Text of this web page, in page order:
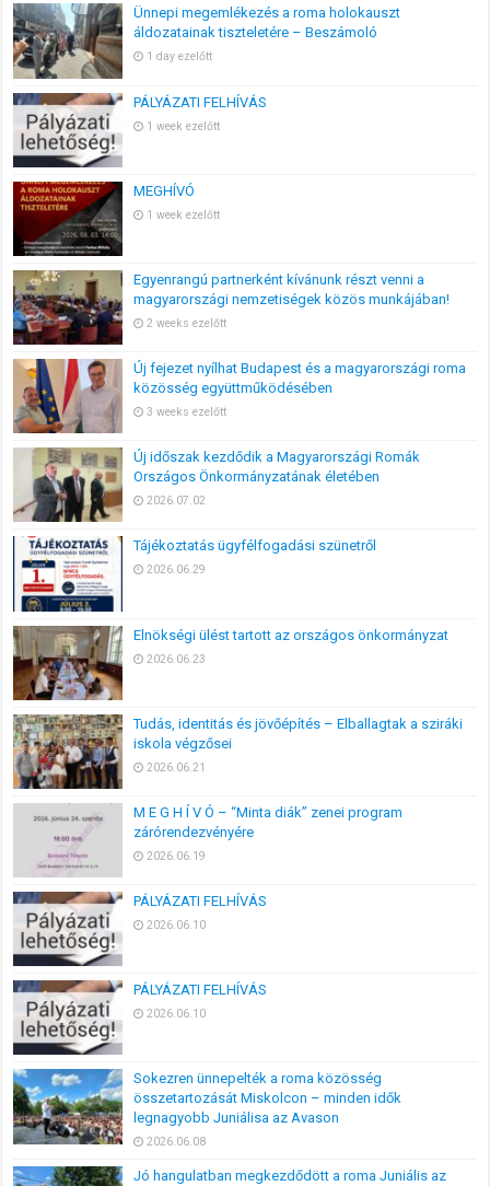
Ünnepi megemlékezés a roma holokauszt
áldozatainak tiszteletére – Beszámoló
1 day ezelőtt
PÁLYÁZATI FELHÍVÁS
1 week ezelőtt
MEGHÍVÓ
1 week ezelőtt
Egyenrangú partnerként kívánunk részt venni a
magyarországi nemzetiségek közös munkájában!
2 weeks ezelőtt
Új fejezet nyílhat Budapest és a magyarországi roma
közösség együttműködésében
3 weeks ezelőtt
Új időszak kezdődik a Magyarországi Romák
Országos Önkormányzatának életében
2026.07.02
Tájékoztatás ügyfélfogadási szünetről
2026.06.29
Elnökségi ülést tartott az országos önkormányzat
2026.06.23
Tudás, identitás és jövőépítés – Elballagtak a sziráki
iskola végzősei
2026.06.21
M E G H Í V Ó – “Minta diák” zenei program
zárórendezvényére
2026.06.19
PÁLYÁZATI FELHÍVÁS
2026.06.10
PÁLYÁZATI FELHÍVÁS
2026.06.10
Sokezren ünnepelték a roma közösség
összetartozását Miskolcon – minden idők
legnagyobb Juniálisa az Avason
2026.06.08
Jó hangulatban megkezdődött a roma Juniális az